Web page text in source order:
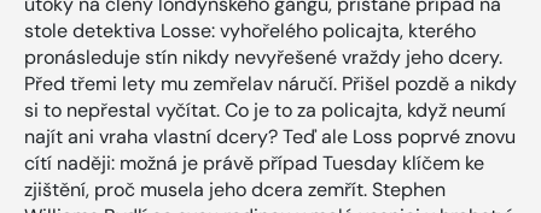
stole detektiva Losse: vyhořelého policajta, kterého
pronásleduje stín nikdy nevyřešené vraždy jeho dcery.
Před třemi lety mu zemřelav náručí. Přišel pozdě a nikdy
si to nepřestal vyčítat. Co je to za policajta, když neumí
najít ani vraha vlastní dcery? Teď ale Loss poprvé znovu
cítí naději: možná je právě případ Tuesday klíčem ke
zjištění, proč musela jeho dcera zemřít. Stephen